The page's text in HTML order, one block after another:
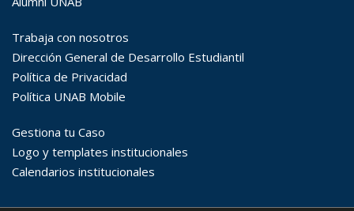
Búsqueda Avanzada
Carrera
Palabra clave